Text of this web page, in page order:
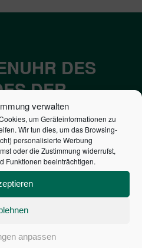
verwalten
um Geräteinformationen zu
Wir tun dies, um das Browsing-
personalisierte Werbung
oder die Zustimmung widerrufst,
Funktionen beeinträchtigen.
anpassen
DES
DER
€
SEKUNDE
€